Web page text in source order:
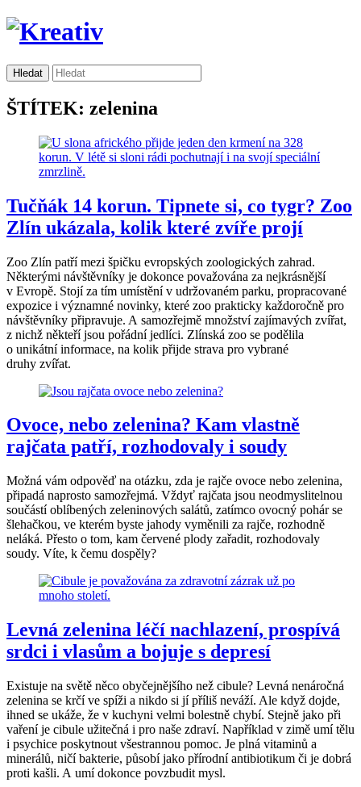
ŠTÍTEK: zelenina
Tučňák 14 korun. Tipnete si, co tygr? Zoo
Zlín ukázala, kolik které zvíře projí
Zoo Zlín patří mezi špičku evropských zoologických zahrad.
Některými návštěvníky je dokonce považována za nejkrásnější
v Evropě. Stojí za tím umístění v udržovaném parku, propracované
expozice i významné novinky, které zoo prakticky každoročně pro
návštěvníky připravuje. A samozřejmě množství zajímavých zvířat,
z nichž někteří jsou pořádní jedlíci. Zlínská zoo se podělila
o unikátní informace, na kolik přijde strava pro vybrané
druhy zvířat.
Ovoce, nebo zelenina? Kam vlastně
rajčata patří, rozhodovaly i soudy
Možná vám odpověď na otázku, zda je rajče ovoce nebo zelenina,
připadá naprosto samozřejmá. Vždyť rajčata jsou neodmyslitelnou
součástí oblíbených zeleninových salátů, zatímco ovocný pohár se
šlehačkou, ve kterém byste jahody vyměnili za rajče, rozhodně
neláká. Přesto o tom, kam červené plody zařadit, rozhodovaly
soudy. Víte, k čemu dospěly?
Levná zelenina léčí nachlazení, prospívá
srdci i vlasům a bojuje s depresí
Existuje na světě něco obyčejnějšího než cibule? Levná nenáročná
zelenina se krčí ve spíži a nikdo si jí příliš neváží. Ale když dojde,
ihned se ukáže, že v kuchyni velmi bolestně chybí. Stejně jako při
vaření je cibule užitečná i pro naše zdraví. Například v zimě umí tělu
i psychice poskytnout všestrannou pomoc. Je plná vitaminů a
minerálů, ničí bakterie, působí jako přírodní antibiotikum či je dobrá
proti kašli. A umí dokonce povzbudit mysl.